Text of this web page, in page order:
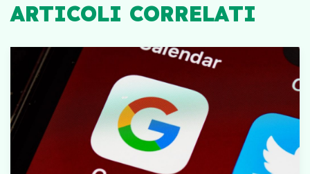
ARTICOLI CORRELATI